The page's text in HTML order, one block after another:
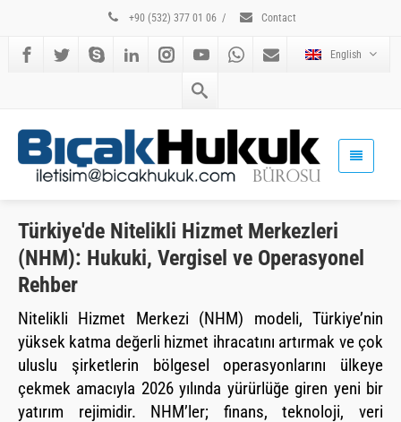
+90 (532) 377 01 06 / Contact
English
Türkiye'de Nitelikli Hizmet Merkezleri
(NHM): Hukuki, Vergisel ve Operasyonel
Rehber
Nitelikli Hizmet Merkezi (NHM) modeli, Türkiye’nin
yüksek katma değerli hizmet ihracatını artırmak ve çok
uluslu şirketlerin bölgesel operasyonlarını ülkeye
çekmek amacıyla 2026 yılında yürürlüğe giren yeni bir
yatırım rejimidir. NHM’ler; finans, teknoloji, veri